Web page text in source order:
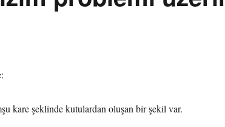
kare şeklinde kutulardan oluşan bir şekil var.